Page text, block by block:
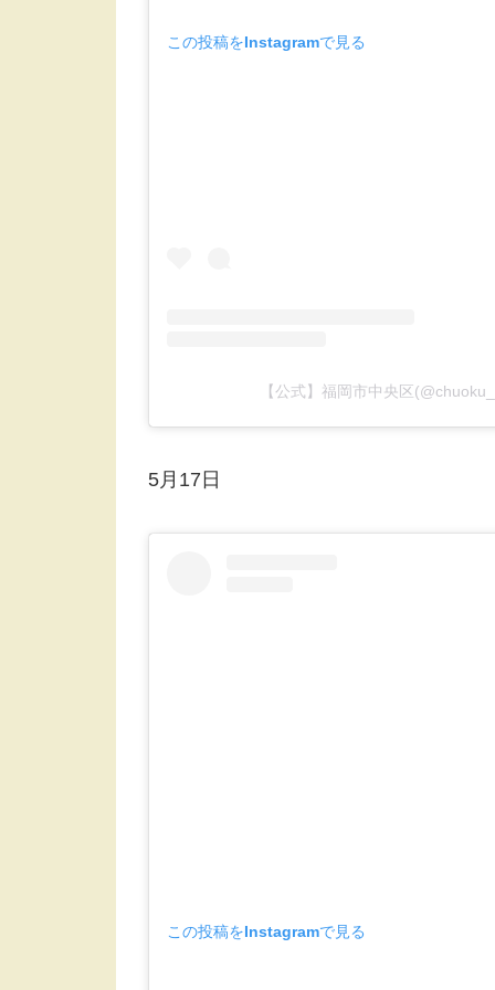
この投稿をInstagramで見る
【公式】福岡市中央区
5月17日
この投稿をInstagramで見る